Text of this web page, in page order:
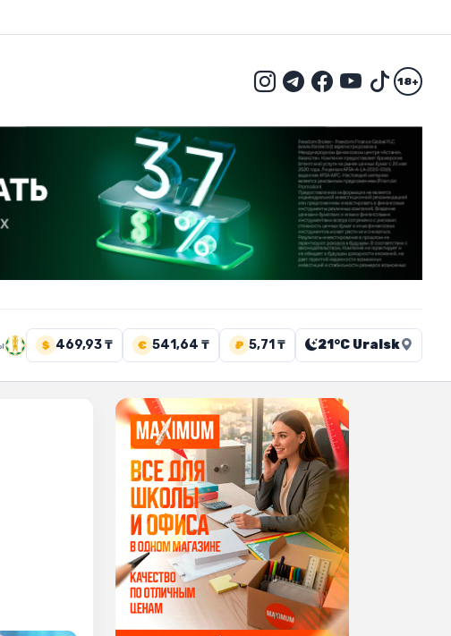
18+
$ 469,93 ₸ € 541,64 ₸ ₽ 5,71 ₸ 21°C Uralsk